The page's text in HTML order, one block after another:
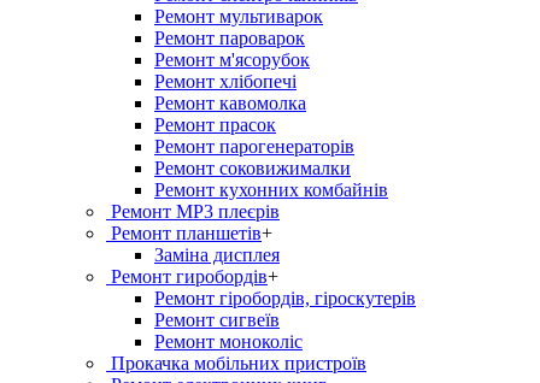
Ремонт мультиварок
Ремонт пароварок
Ремонт м'ясорубок
Ремонт хлiбопечi
Ремонт кавомолка
Ремонт прасок
Ремонт парогенераторiв
Ремонт соковижималки
Ремонт кухонних комбайнів
Ремонт MP3 плеєрів
Ремонт планшетів+
Заміна дисплея
Ремонт гиробордiв+
Ремонт гіробордів, гіроскутерів
Ремонт сигвеїв
Ремонт моноколіс
Прокачка мобільних пристроїв